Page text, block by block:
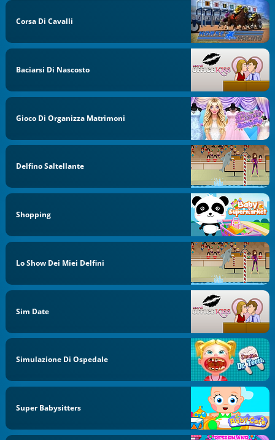
Corsa Di Cavalli
Baciarsi Di Nascosto
Gioco Di Organizza Matrimoni
Delfino Saltellante
Shopping
Lo Show Dei Miei Delfini
Sim Date
Simulazione Di Ospedale
Super Babysitters